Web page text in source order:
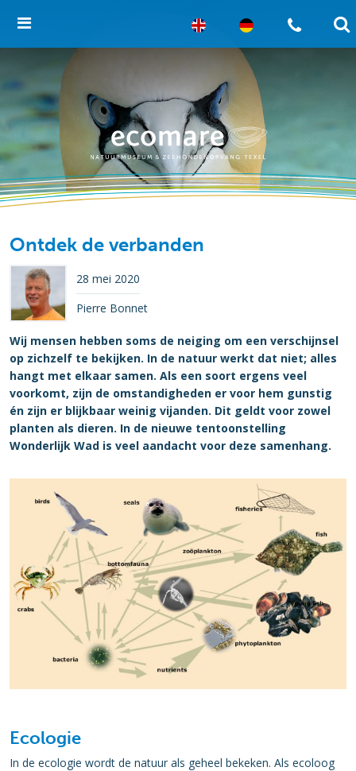
Ontdek de verbanden
28 mei 2020
Pierre Bonnet
Wij mensen hebben soms de neiging om een verschijnsel
op zichzelf te bekijken. In de natuur werkt dat niet; alles
hangt met elkaar samen. Als een soort ergens veel
voorkomt, zijn de omstandigheden er voor hem gunstig
én zijn er blijkbaar weinig vijanden. Dit geldt voor zowel
planten als dieren. In de nieuwe tentoonstelling
Wonderlijk Wad is veel aandacht voor deze samenhang.
Ecologie
In de ecologie wordt de natuur als geheel bekeken. Als ecoloog